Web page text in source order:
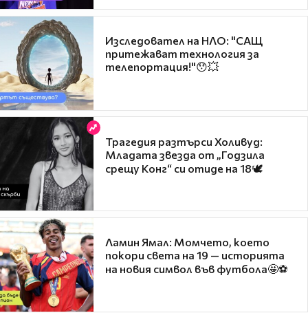
Изследовател на НЛО: "САЩ
притежават технология за
телепортация!"😯💥
Трагедия разтърси Холивуд:
Младата звезда от „Годзила
срещу Конг“ си отиде на 18🕊️
Ламин Ямал: Момчето, което
покори света на 19 — историята
на новия символ във футбола🤩⚽